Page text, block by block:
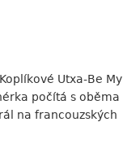
Utxa-Be My
počítá s oběma
na francouzských